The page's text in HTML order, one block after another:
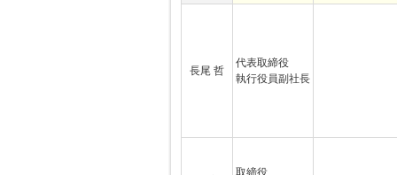
長尾 哲
代表取締役
執行役員副社長
取締役